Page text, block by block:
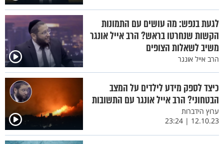
לגעת בנפש: מה עושים עם התמונות
הקשות שנחרטו בראש? הרב אייל אונגר
משיב לשאלות הצופים
הרב אייל אונגר
כיצד לספק מידע לילדים על המצב
הבטחוני? הרב אייל אונגר עם התשובות
ערוץ הידברות
12.10.23 | 23:24